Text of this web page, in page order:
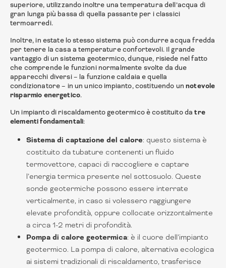
superiore, utilizzando inoltre una temperatura dell’acqua di
gran lunga più bassa di quella passante per i classici
termoarredi.
Inoltre, in estate lo stesso sistema può condurre acqua fredda
per tenere la casa a temperature confortevoli. Il grande
vantaggio di un sistema geotermico, dunque, risiede nel fatto
che comprende le funzioni normalmente svolte da due
apparecchi diversi – la funzione caldaia e quella
condizionatore – in un unico impianto, costituendo un notevole
risparmio energetico.
Un impianto di riscaldamento geotermico è costituito datre
elementi fondamentali:
Sistema di captazione del calore: questo sistema è
costituito da tubature contenenti un fluido
termovettore, capaci di raccogliere e captare
l’energia termica presente nel sottosuolo. Queste
sonde geotermiche possono essere interrate
verticalmente, in caso si volessero raggiungere
elevate profondità, oppure collocate orizzontalmente
a circa 1-2 metri di profondità.
Pompa di calore geotermica: è il cuore dell’impianto
geotermico. La pompa di calore, alternativa ecologica
ai sistemi tradizionali di riscaldamento, trasferisce